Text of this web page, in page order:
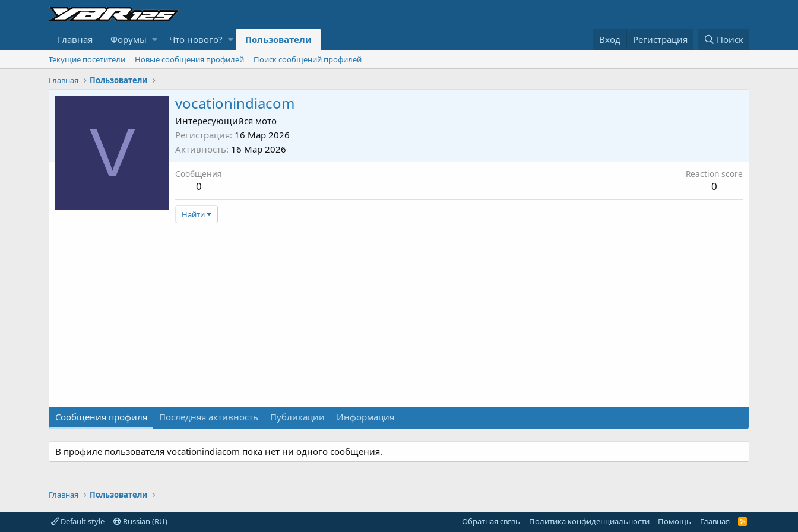
Главная Форумы Что нового? Пользователи Вход Регистрация Поиск
Текущие посетители Новые сообщения профилей
Поиск сообщений профилей
Главная
Пользователи
V
vocationindiacom
Интересующийся мото
Регистрация 16 Мар 2026
Активность 16 Мар 2026
Сообщения
0
Reaction score
0
Найти
Сообщения профиля Последняя активность Публикации Информация
В профиле пользователя vocationindiacom пока нет ни одного сообщения.
Главная Пользователи
Default style Russian (RU) Обратная связь Политика конфиденциальности Помощь Главная
R